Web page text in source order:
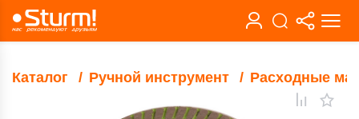
Каталог Ручной инструмент Расходные